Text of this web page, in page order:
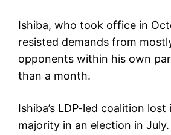
Ishiba, who took office in
resisted demands from
opponents within his own
than a month.
Ishiba’s LDP-led coalition
majority in an election in July.